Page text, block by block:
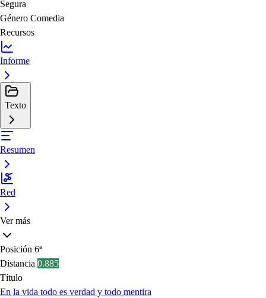
Segura
Género Comedia
Recursos
Informe
Texto
Resumen
Red
Ver más
Posición 6ª
Distancia 0.885
Título
En la vida todo es verdad y todo mentira